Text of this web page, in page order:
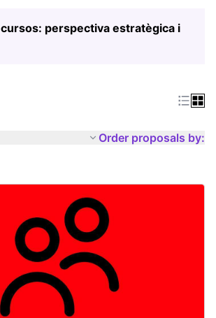
perspectiva estratègica i
Order proposals by: